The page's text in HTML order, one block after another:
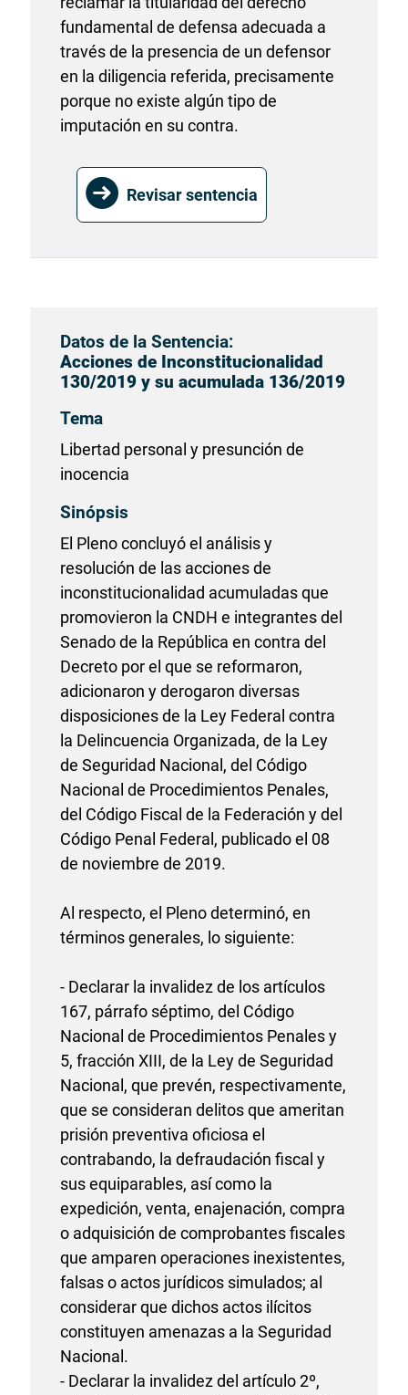
fundamental de defensa adecuada a
través de la presencia de un defensor
en la diligencia referida, precisamente
porque no existe algún tipo de
imputación en su contra.
Revisar sentencia
Datos de la Sentencia:
Acciones de Inconstitucionalidad
130/2019 y su acumulada 136/2019
Tema
Libertad personal y presunción de
inocencia
Sinópsis
El Pleno concluyó el análisis y
resolución de las acciones de
inconstitucionalidad acumuladas que
promovieron la CNDH e integrantes del
Senado de la República en contra del
Decreto por el que se reformaron,
adicionaron y derogaron diversas
disposiciones de la Ley Federal contra
la Delincuencia Organizada, de la Ley
de Seguridad Nacional, del Código
Nacional de Procedimientos Penales,
del Código Fiscal de la Federación y del
Código Penal Federal, publicado el 08
de noviembre de 2019.
Al respecto, el Pleno determinó, en
términos generales, lo siguiente:
- Declarar la invalidez de los artículos
167, párrafo séptimo, del Código
Nacional de Procedimientos Penales y
5, fracción XIII, de la Ley de Seguridad
Nacional, que prevén, respectivamente,
que se consideran delitos que ameritan
prisión preventiva oficiosa el
contrabando, la defraudación fiscal y
sus equiparables, así como la
expedición, venta, enajenación, compra
o adquisición de comprobantes fiscales
que amparen operaciones inexistentes,
falsas o actos jurídicos simulados; al
considerar que dichos actos ilícitos
constituyen amenazas a la Seguridad
Nacional.
- Declarar la invalidez del artículo 2º,